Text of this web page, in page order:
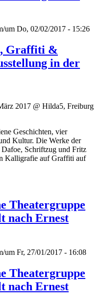
um Do, 02/02/2017 - 15:26
Graffiti &
in der
2017 @ Hilda5, Freiburg
Geschichten, vier
Kultur. Die Werke der
Schriftzug und Fritz
Kalligrafie auf Graffiti auf
Theatergruppe
nach Ernest
um Fr, 27/01/2017 - 16:08
Theatergruppe
nach Ernest